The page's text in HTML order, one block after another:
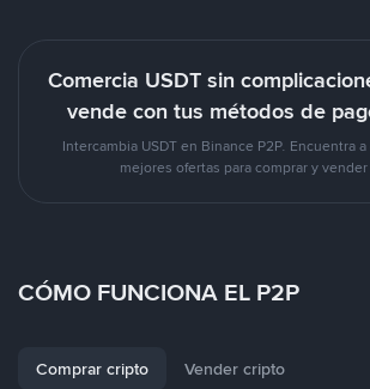
Comercia USDT sin
vende con tus métodos de
Intercambia USDT en Binance P2P. Encuentra
mejores ofertas para comprar y vender
CÓMO FUNCIONA EL P2P
Comprar cripto Vender cripto